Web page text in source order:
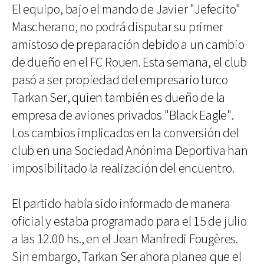
El equipo, bajo el mando de Javier "Jefecito"
Mascherano, no podrá disputar su primer
amistoso de preparación debido a un cambio
de dueño en el FC Rouen. Esta semana, el club
pasó a ser propiedad del empresario turco
Tarkan Ser, quien también es dueño de la
empresa de aviones privados "Black Eagle".
Los cambios implicados en la conversión del
club en una Sociedad Anónima Deportiva han
imposibilitado la realización del encuentro.
El partido había sido informado de manera
oficial y estaba programado para el 15 de julio
a las 12.00 hs., en el Jean Manfredi Fougères.
Sin embargo, Tarkan Ser ahora planea que el